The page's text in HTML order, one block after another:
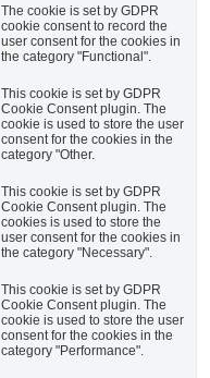
The cookie is set by GDPR
cookie consent to record the
user consent for the cookies in
the category "Functional".
This cookie is set by GDPR
Cookie Consent plugin. The
cookie is used to store the user
consent for the cookies in the
category "Other.
This cookie is set by GDPR
Cookie Consent plugin. The
cookies is used to store the
user consent for the cookies in
the category "Necessary".
This cookie is set by GDPR
Cookie Consent plugin. The
cookie is used to store the user
consent for the cookies in the
category "Performance".